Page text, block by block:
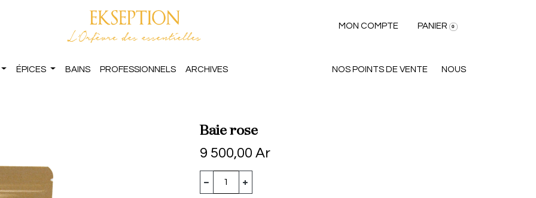
MON COMPTE PANIER 0
ÉPICES BAINS PROFESSIONNELS ARCHIVES NOS POINTS DE VENTE NOUS
Baie rose
9 500,00 Ar